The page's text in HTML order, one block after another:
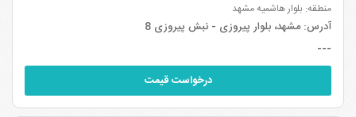
منطقه: بلوار هاشمیه مشهد
آدرس:مشهد، بلوار پیروزی - نبش پیروزی 8
---
درخواست قیمت